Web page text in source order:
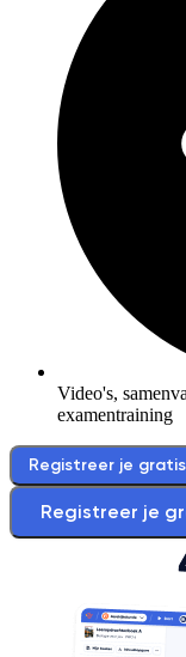
Video's,
examentraining
Registreer je gratis
Registreer je